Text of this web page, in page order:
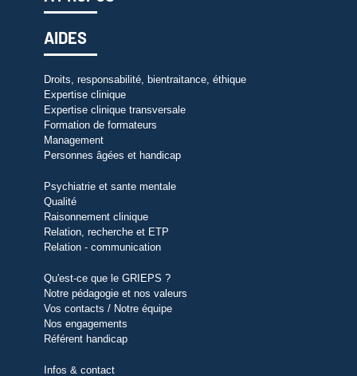
AIDES
Droits, responsabilité, bientraitance, éthique
Expertise clinique
Expertise clinique transversale
Formation de formateurs
Management
Personnes âgées et handicap
Psychiatrie et sante mentale
Qualité
Raisonnement clinique
Relation, recherche et ETP
Relation - communication
Qu'est-ce que le GRIEPS ?
Notre pédagogie et nos valeurs
Vos contacts / Notre équipe
Nos engagements
Référent handicap
Infos & contact